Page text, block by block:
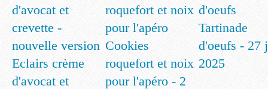
Eclairs crème
d'avocat et
Cookies
roquefort et noix
pour l'apéro - 2
Tartinade
d'oeufs - 27
2025